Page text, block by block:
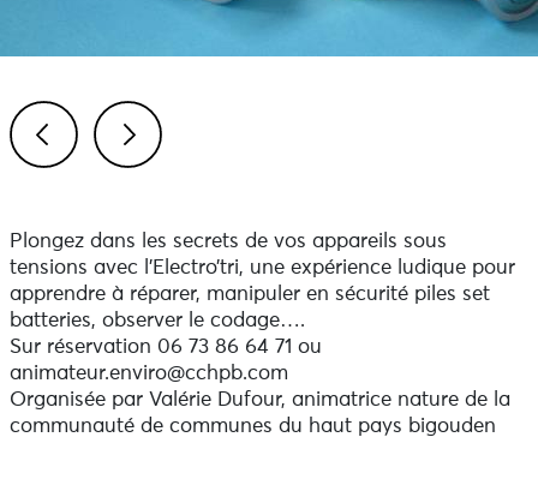
Plongez dans les secrets de vos appareils sous
tensions avec l’Electro’tri, une expérience ludique pour
apprendre à réparer, manipuler en sécurité piles set
batteries, observer le codage….
Sur réservation 06 73 86 64 71 ou
animateur.enviro@cchpb.com
Organisée par Valérie Dufour, animatrice nature de la
communauté de communes du haut pays bigouden